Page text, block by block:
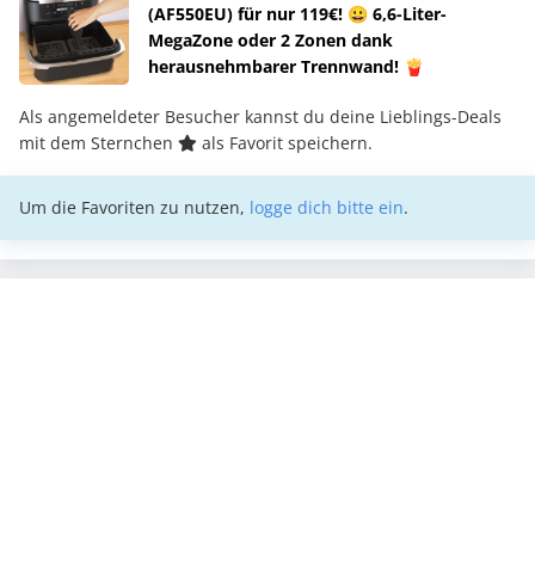
(AF550EU) für nur 119€! 😀 6,6-Liter-
MegaZone oder 2 Zonen dank
herausnehmbarer Trennwand! 🍟
Als angemeldeter Besucher kannst du deine Lieblings-Deals
mit dem Sternchen
als Favorit speichern.
Um die Favoriten zu nutzen, logge dich bitte ein.